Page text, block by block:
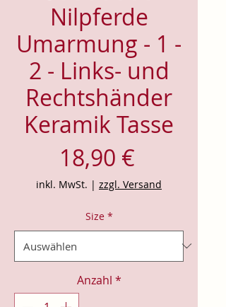
Nilpferde
Umarmung - 1 -
2 - Links- und
Rechtshänder
Keramik Tasse
18,90 €
inkl. MwSt. | zzgl. Versand
Size *
Anzahl *